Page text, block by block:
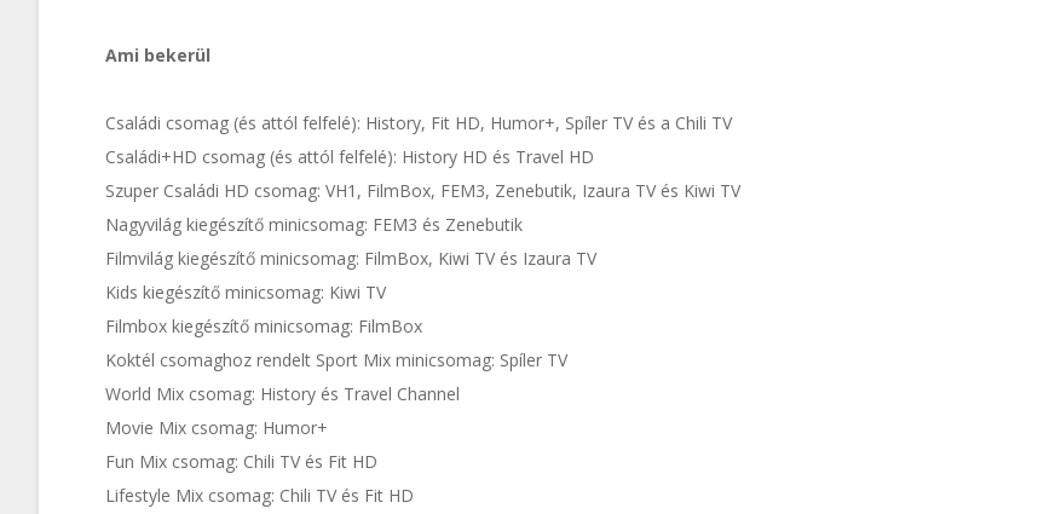
Ami bekerül
Családi csomag (és attól felfelé): History, Fit HD, Humor+, Spíler TV és a Chili TV
Családi+HD csomag (és attól felfelé): History HD és Travel HD
Szuper Családi HD csomag: VH1, FilmBox, FEM3, Zenebutik, Izaura TV és Kiwi TV
Nagyvilág kiegészítő minicsomag: FEM3 és Zenebutik
Filmvilág kiegészítő minicsomag: FilmBox, Kiwi TV és Izaura TV
Kids kiegészítő minicsomag: Kiwi TV
Filmbox kiegészítő minicsomag: FilmBox
Koktél csomaghoz rendelt Sport Mix minicsomag: Spíler TV
World Mix csomag: History és Travel Channel
Movie Mix csomag: Humor+
Fun Mix csomag: Chili TV és Fit HD
Lifestyle Mix csomag: Chili TV és Fit HD